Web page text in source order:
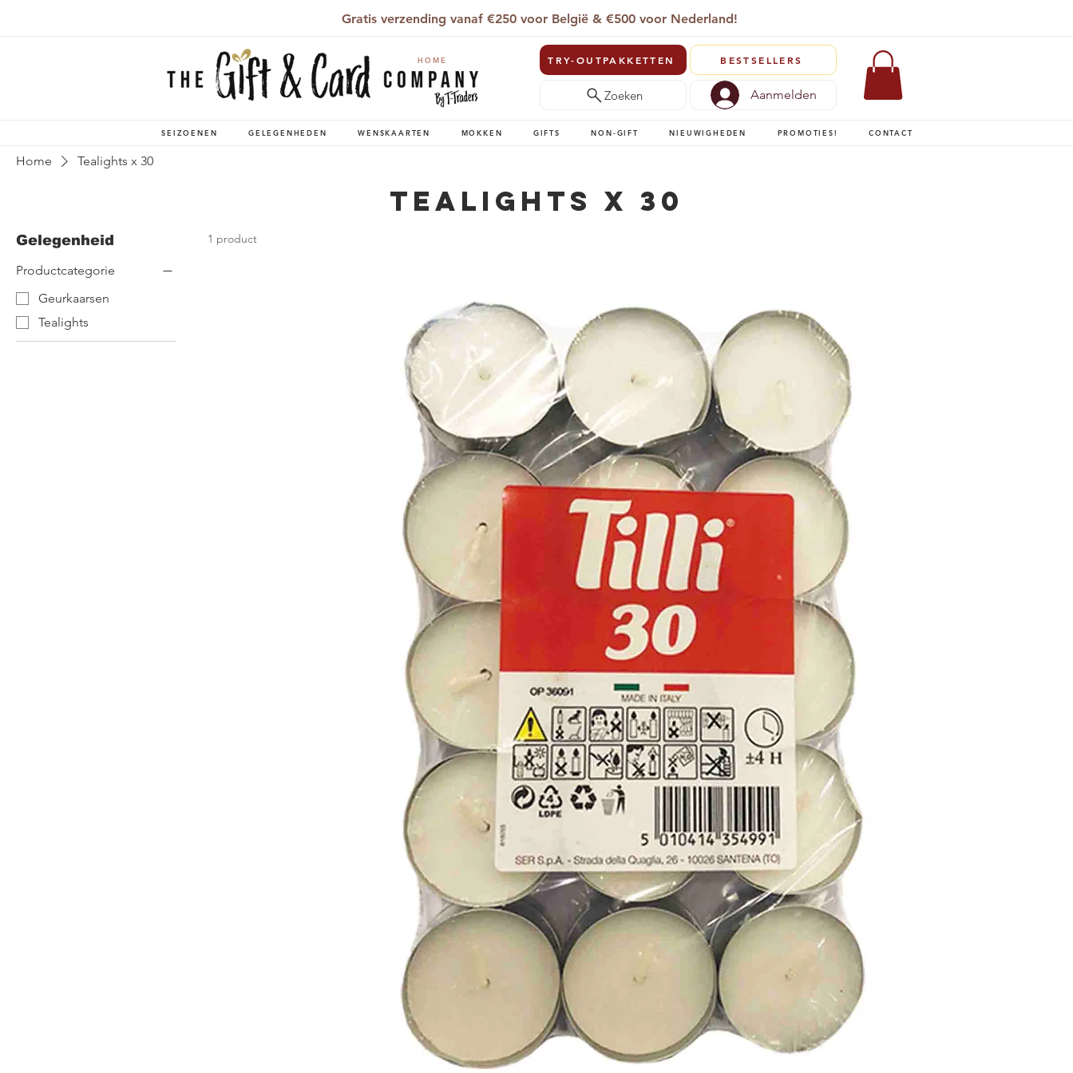
Gratis verzending vanaf €250 voor België & €500 voor Nederland!
HOME TRY-OUTPAKKETTEN BESTSELLERS
Zoeken Aanmelden
SEIZOENEN GELEGENHEDEN WENSKAARTEN MOKKEN GIFTS NON-GIFT NIEUWIGHEDEN PROMOTIES! CONTACT
Home Tealights x 30
Tealights x 30
Gelegenheid
Productcategorie
Geurkaarsen
Tealights
1 product